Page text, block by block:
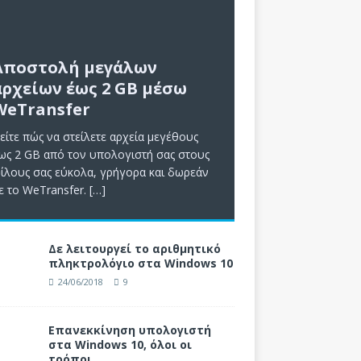
μεγάλων
έως 2 GB μέσω
πώς να στείλετε αρχεία μεγέθους
2 GB από τον υπολογιστή σας στους
σας εύκολα, γρήγορα και δωρεάν
το WeTransfer. […]
Δε λειτουργεί το αριθμητικό
πληκτρολόγιο στα Windows 10
24/06/2018 9
Επανεκκίνηση υπολογιστή
στα Windows 10, όλοι οι